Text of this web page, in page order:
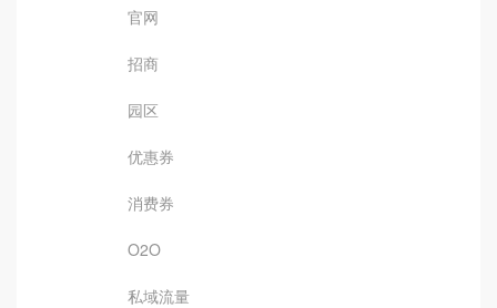
官网
招商
园区
优惠券
消费券
O2O
私域流量